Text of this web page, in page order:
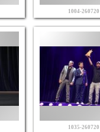
1004-260720
1035-260720